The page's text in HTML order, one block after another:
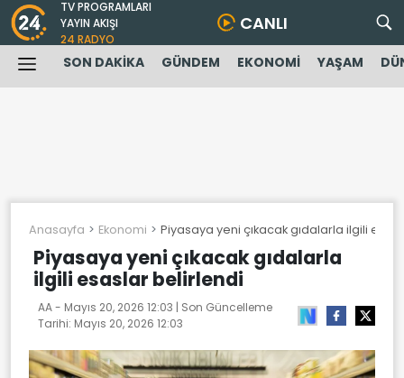
TV PROGRAMLARI
YAYIN AKIŞI
24 RADYO
CANLI
SON DAKİKA GÜNDEM EKONOMİ YAŞAM
Anasayfa Ekonomi Piyasaya yeni çıkacak gıdalarla ilgili
Piyasaya yeni çıkacak gıdalarla
ilgili esaslar belirlendi
AA - Mayıs 20, 2026 12:03 | Son Güncelleme
Tarihi: Mayıs 20, 2026 12:03